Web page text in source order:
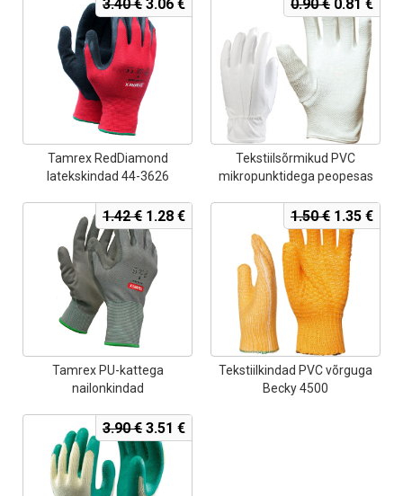
Tamrex RedDiamond
latekskindad 44-3626
3.40€
hind
oli:
3.40 €.
3.06 €
price
3.06 €.
Tekstiilsõrmikud PVC
mikropunktidega peopesas
0.90€
hind
oli:
0.90 €.
0.81 €
Tamrex PU-kattega
nailonkindad
1.42€ Algne
hind
oli:
1.42 €.
1.28 €Current
price
Tekstiilkindad PVC võrguga
Becky 4500
1.50€ Algne
hind
oli:
1.50 €.
1.35 €
3.90€ Algne
hind
oli:
3.90 €.
3.51 €Current
price